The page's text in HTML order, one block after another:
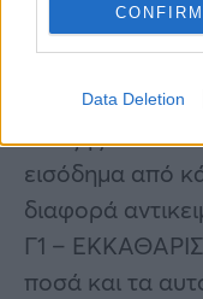
CONFIRM
Data Deletion
διευκρινίζεται
του συνολικού
εισοδήματος
τα εξής ποσά:
εισόδημα από
διαφορά
Γ1 –
ποσά και τα